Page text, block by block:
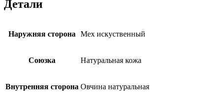
Детали
Наружняя сторона Мех искуственный
Союзка Натуральная кожа
Внутренняя сторона Овчина натуральная